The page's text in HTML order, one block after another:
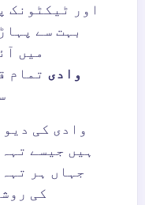
اور ٹیکٹونک
بہت سے
میں
وادی تمام
وادی کی
ہیں جیسے
جہاں ہر
کی